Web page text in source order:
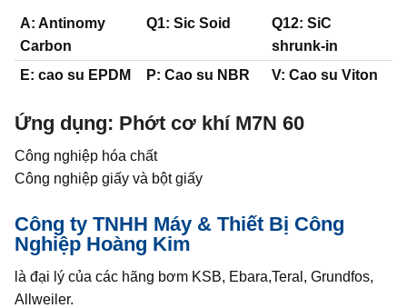
A: Antinomy
Carbon
Q1: Sic Soid
Q12: SiC
shrunk-in
E: cao su EPDM
P: Cao su NBR V: Cao su Viton
Ứng dụng: Phớt cơ khí M7N 60
Công nghiệp hóa chất
Công nghiệp giấy và bột giấy
Công ty TNHH Máy & Thiết Bị Công
Nghiệp Hoàng Kim
là đại lý của các hãng bơm KSB, Ebara,Teral, Grundfos,
Allweiler.